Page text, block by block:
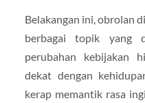
Belakangan ini, obrolan
berbagai topik yang
perubahan kebijakan
dekat dengan
kerap memantik rasa